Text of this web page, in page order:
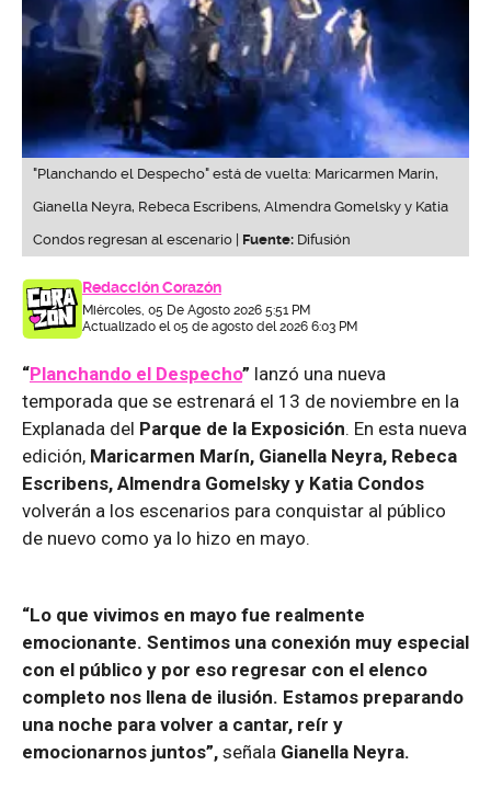
"Planchando el Despecho" está de vuelta: Maricarmen Marín,
Gianella Neyra, Rebeca Escribens, Almendra Gomelsky y Katia
Condos regresan al escenario | Fuente: Difusión
Redacción Corazón
Miércoles, 05 De Agosto 2026 5:51 PM
Actualizado el 05 de agosto del 2026 6:03 PM
“Planchando el Despecho” lanzó una nueva
temporada que se estrenará el 13 de noviembre en la
Explanada del Parque de la Exposición. En esta nueva
edición, Maricarmen Marín, Gianella Neyra, Rebeca
Escribens, Almendra Gomelsky y Katia Condos
volverán a los escenarios para conquistar al público
de nuevo como ya lo hizo en mayo.
“Lo que vivimos en mayo fue realmente
emocionante. Sentimos una conexión muy especial
con el público y por eso regresar con el elenco
completo nos llena de ilusión. Estamos preparando
una noche para volver a cantar, reír y
emocionarnos juntos”, señala Gianella Neyra.